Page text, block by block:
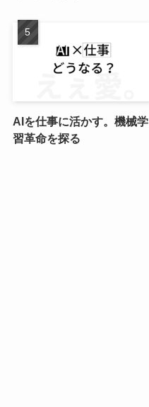
AIを仕事に活かす。機械学
習革命を探る